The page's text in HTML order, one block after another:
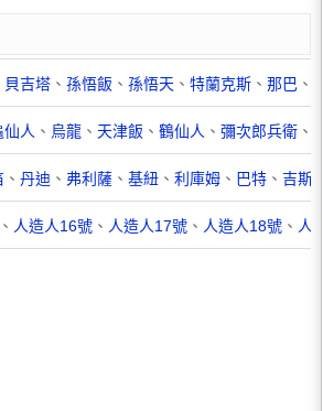
貝吉塔 、 孫悟飯 、 孫悟天 、 特蘭克斯 、 那巴 、
仙人 、 烏龍 、 天津飯 、 鶴仙人 、 彌次郎兵衛 、
、 丹迪 、 弗利薩 、 基紐 、 利庫姆 、 巴特 、 吉斯
、 人造人16號 、 人造人17號 、 人造人18號 、 人